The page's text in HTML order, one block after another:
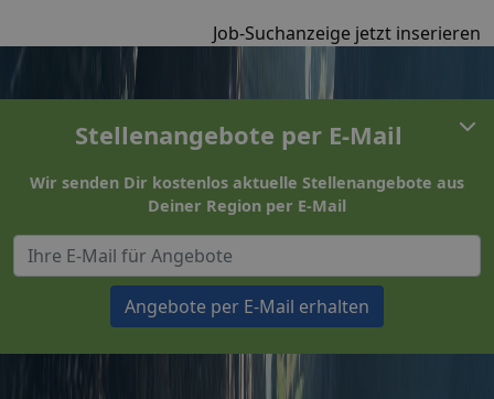
Job-Suchanzeige jetzt inserieren
Stellenangebote per E-Mail
Wir senden Dir kostenlos aktuelle Stellenangebote aus
Deiner Region per E-Mail
Angebote per E-Mail erhalten